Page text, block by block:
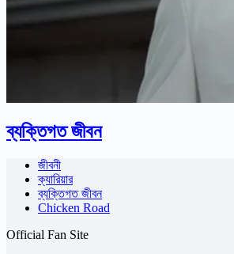
ব্যক্তিগত জীবন
জীবনী
ক্যারিয়ার
ব্যক্তিগত জীবন
Chicken Road
Official Fan Site